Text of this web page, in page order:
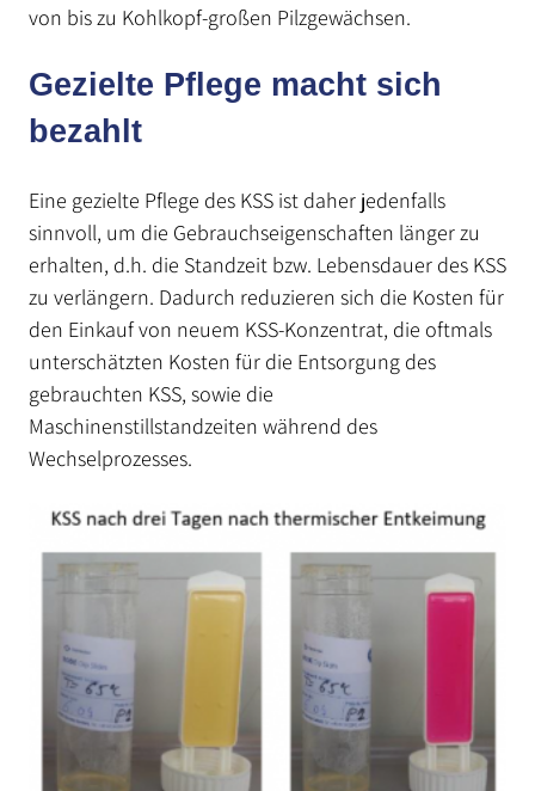
von bis zu Kohlkopf-großen Pilzgewächsen.
Gezielte Pflege macht sich
bezahlt
Eine gezielte Pflege des KSS ist daher jedenfalls
sinnvoll, um die Gebrauchseigenschaften länger zu
erhalten, d.h. die Standzeit bzw. Lebensdauer des KSS
zu verlängern. Dadurch reduzieren sich die Kosten für
den Einkauf von neuem KSS-Konzentrat, die oftmals
unterschätzten Kosten für die Entsorgung des
gebrauchten KSS, sowie die
Maschinenstillstandzeiten während des
Wechselprozesses.